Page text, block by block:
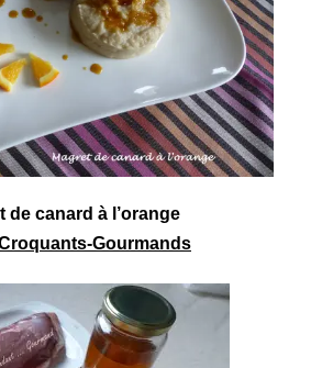
de canard à l’orange
Gourmands